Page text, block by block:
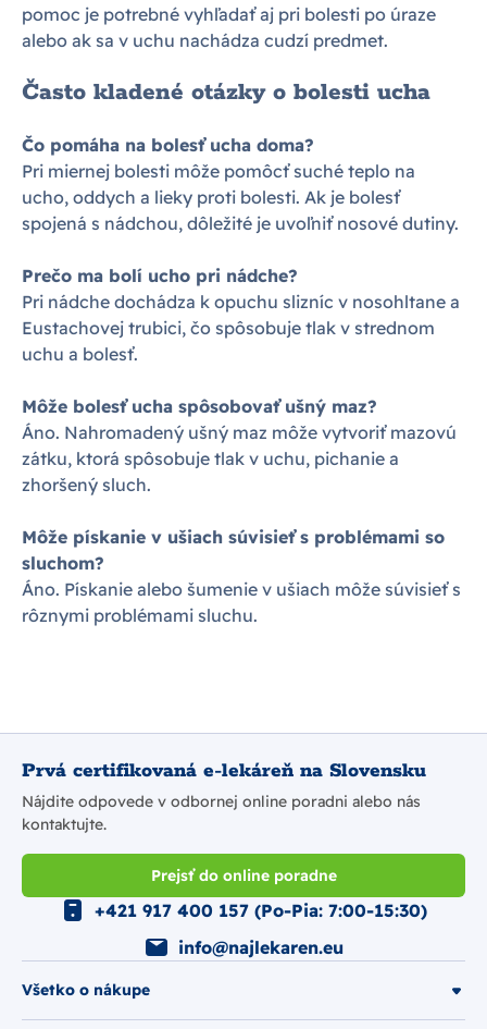
pomoc je potrebné vyhľadať aj pri bolesti po úraze
alebo ak sa v uchu nachádza cudzí predmet.
Často kladené otázky o bolesti ucha
Čo pomáha na bolesť ucha doma?
Pri miernej bolesti môže pomôcť suché teplo na
ucho, oddych a lieky proti bolesti. Ak je bolesť
spojená s nádchou, dôležité je uvoľniť nosové dutiny.
Prečo ma bolí ucho pri nádche?
Pri nádche dochádza k opuchu slizníc v nosohltane a
Eustachovej trubici, čo spôsobuje tlak v strednom
uchu a bolesť.
Môže bolesť ucha spôsobovať ušný maz?
Áno. Nahromadený ušný maz môže vytvoriť mazovú
zátku, ktorá spôsobuje tlak v uchu, pichanie a
zhoršený sluch.
Môže pískanie v ušiach súvisieť s problémami so
sluchom?
Áno. Pískanie alebo šumenie v ušiach môže súvisieť s
rôznymi problémami sluchu.
Prvá certifikovaná e-lekáreň na Slovensku
Nájdite odpovede v odbornej online poradni alebo nás
kontaktujte.
Prejsť do online poradne
Všetko o nákupe
+421 917 400 157 (Po-Pia: 7:00-15:30)
info@najlekaren.eu